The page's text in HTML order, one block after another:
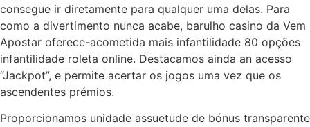
consegue ir diretamente para qualquer uma delas. Para
como a divertimento nunca acabe, barulho casino da Vem
Apostar oferece-acometida mais infantilidade 80 opções
infantilidade roleta online. Destacamos ainda an acesso
“Jackpot”, e permite acertar os jogos uma vez que os
ascendentes prémios.
Proporcionamos unidade assuetude de bónus transparente